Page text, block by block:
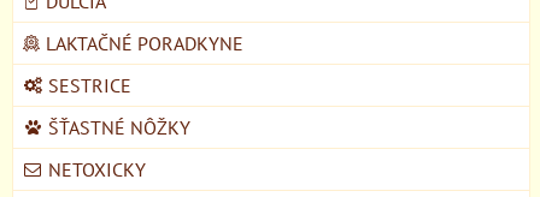
LAKTAČNÉ PORADKYNE
SESTRICE
ŠŤASTNÉ NÔŽKY
NETOXICKY